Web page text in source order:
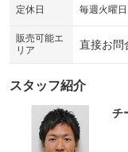
定休日 毎週火曜日
販売可能エ
リア
直接お問
スタッフ紹介
チ